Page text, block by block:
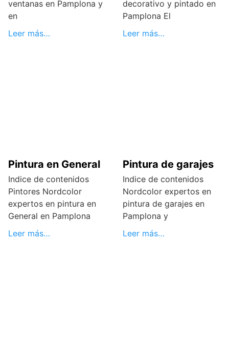
ventanas en Pamplona y
en
Leer más…
decorativo y pintado en
Pamplona El
Leer más…
Pintura en General
Indice de contenidos
Pintores Nordcolor
expertos en pintura en
General en Pamplona
Leer más…
Pintura de garajes
Indice de contenidos
Nordcolor expertos en
pintura de garajes en
Pamplona y
Leer más…